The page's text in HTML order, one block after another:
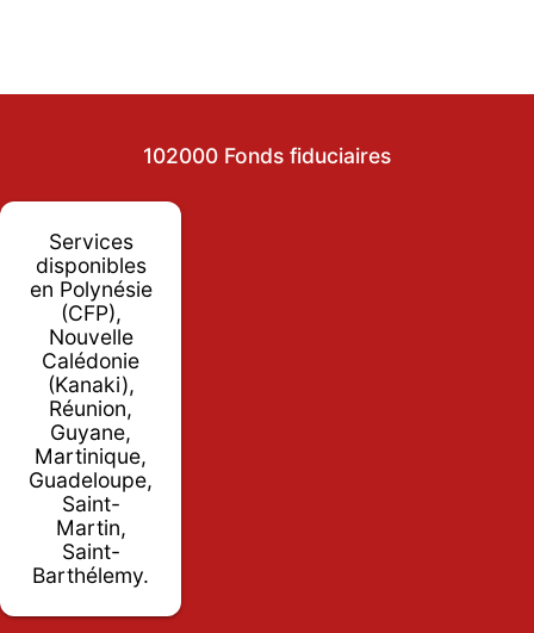
102000 Fonds fiduciaires
Services
disponibles
en Polynésie
(CFP),
Nouvelle
Calédonie
(Kanaki),
Réunion,
Guyane,
Martinique,
Guadeloupe,
Saint-
Martin,
Saint-
Barthélemy.